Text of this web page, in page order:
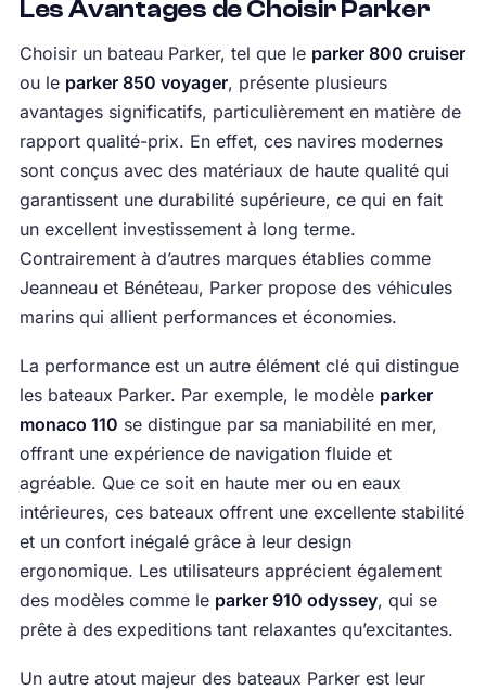
Les Avantages de Choisir Parker
Choisir un bateau Parker, tel que le parker 800 cruiser
ou le parker 850 voyager, présente plusieurs
avantages significatifs, particulièrement en matière de
rapport qualité-prix. En effet, ces navires modernes
sont conçus avec des matériaux de haute qualité qui
garantissent une durabilité supérieure, ce qui en fait
un excellent investissement à long terme.
Contrairement à d’autres marques établies comme
Jeanneau et Bénéteau, Parker propose des véhicules
marins qui allient performances et économies.
La performance est un autre élément clé qui distingue
les bateaux Parker. Par exemple, le modèle parker
monaco 110 se distingue par sa maniabilité en mer,
offrant une expérience de navigation fluide et
agréable. Que ce soit en haute mer ou en eaux
intérieures, ces bateaux offrent une excellente stabilité
et un confort inégalé grâce à leur design
ergonomique. Les utilisateurs apprécient également
des modèles comme le parker 910 odyssey, qui se
prête à des expeditions tant relaxantes qu’excitantes.
Un autre atout majeur des bateaux Parker est leur